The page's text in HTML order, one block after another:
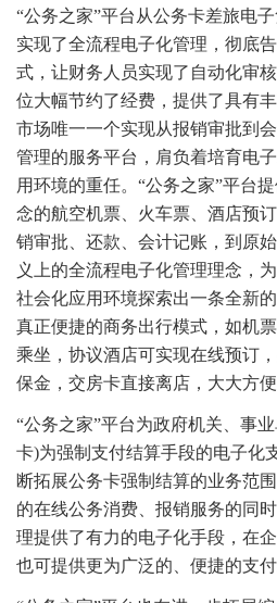
“公务之家”平台从公务卡差旅电
实现了全流程电子化管理，彻底
式，让财务人员实现了自动化审
位大幅节约了经费，提供了具有
市场唯一一个实现从报销审批到
管理的服务平台，肩负着培育电
用环境的重任。“公务之家”平台
念的航空机票、火车票、酒店预
销审批、还款、会计记账，到原
义上的全流程电子化管理理念，
社会化应用环境探索出一条全新
真正便捷的商务出行模式，如机
乘坐，协议酒店可实现在线预订
保金，交房卡直接离店，大大方便
“公务之家”平台为政府机关、事
卡)为强制支付结算手段的电子化
断拓展公务卡强制结算的业务范
的在线公务消费、报销服务的同
理提供了有力的电子化手段，在
也可提供更为广泛的、便捷的支付